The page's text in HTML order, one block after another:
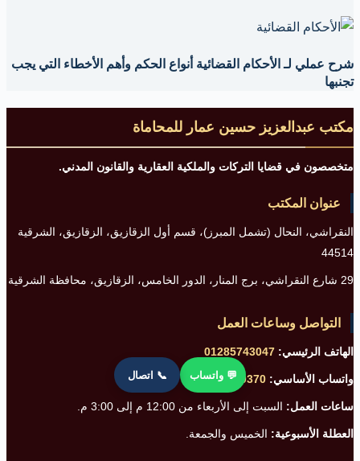
شرح عملي لـ الأحكام القضائية أنواع الحكم وأهم الأخطاء التي يجب
تجنبها
مكتب عبدالعزيز حسين عمار للمحاماة
متخصصون في قضايا التركات والملكية العقارية والقانون المدني.
عنوان المكتب
النقراشي، النحال (تشمل المبرز)، قسم أول الزقازيق، الزقازيق، الشرقية
44514
29 شارع النقراشي، برج المنار، الدور الخامس، الزقازيق، محافظة الشرقية
التواصل وساعات العمل
الهاتف الرئيسي: 01285743047
واتساب الأساسي: 01228890370
ساعات العمل: السبت إلى الأربعاء من 12:00 م إلى 3:00 م.
العطلة الأسبوعية: الخميس والجمعة.
💬 واتساب 📞 اتصال